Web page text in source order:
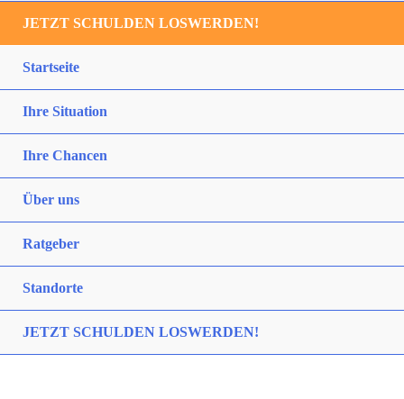
JETZT SCHULDEN LOSWERDEN!
Startseite
Ihre Situation
Ihre Chancen
Über uns
Ratgeber
Standorte
JETZT SCHULDEN LOSWERDEN!